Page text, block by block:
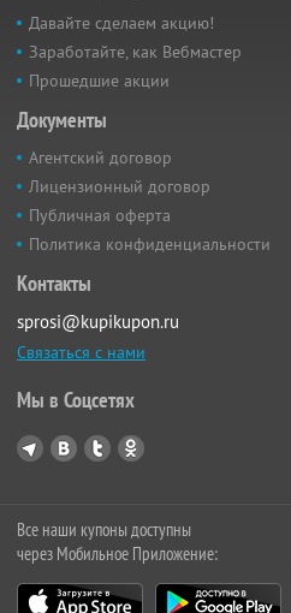
Давайте сделаем акцию!
Заработайте, как Вебмастер
Прошедшие акции
Документы
Агентский договор
Лицензионный договор
Публичная оферта
Политика конфиденциальности
Контакты
sprosi@kupikupon.ru
Связаться с нами
Мы в Соцсетях
Все наши купоны доступны
через Мобильное Приложение: